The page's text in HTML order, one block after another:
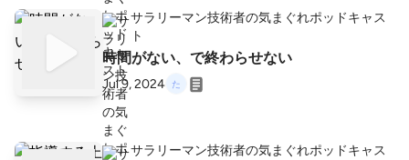
サラリーマン技術者の気まぐれポッドキャス
ト
時間がない、で終わらせない
Jul 9, 2024
サラリーマン技術者の気まぐれポッドキャス